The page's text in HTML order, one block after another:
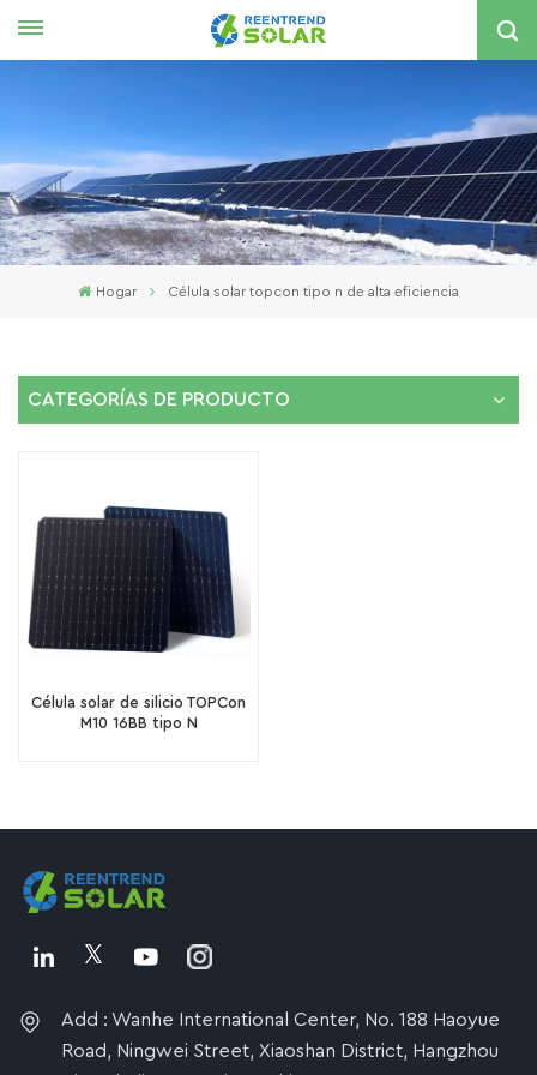
국의
Hogar Célula solar topcon tipo n de alta eficiencia
CATEGORÍAS DE PRODUCTO
Célula solar de silicio TOPCon
M10 16BB tipo N
Add : Wanhe International Center, No. 188 Haoyue
Road, Ningwei Street, Xiaoshan District, Hangzhou